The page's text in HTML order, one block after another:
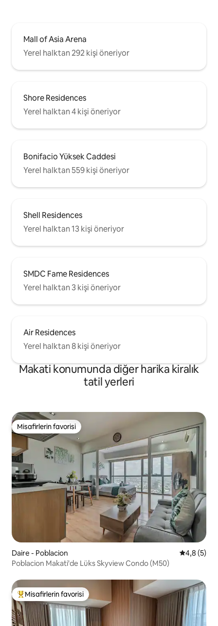
Mall of Asia Arena
Yerel halktan 292 kişi öneriyor
Shore Residences
Yerel halktan 4 kişi öneriyor
Bonifacio Yüksek Caddesi
Yerel halktan 559 kişi öneriyor
Shell Residences
Yerel halktan 13 kişi öneriyor
SMDC Fame Residences
Yerel halktan 3 kişi öneriyor
Air Residences
Yerel halktan 8 kişi öneriyor
Makati konumunda diğer harika kiralık
tatil yerleri
Misafirlerin favorisi
Misafirlerin favorisi
Daire - Poblacion 54,8 (5)
Poblacion Makati'de Lüks Skyview Condo (M50)
Misafirlerin favorilerinden en beğenilenler arasında
Misafirlerin favorisi